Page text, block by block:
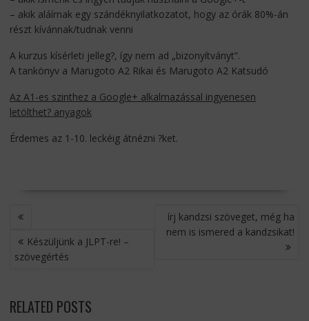
– akik aláírnak egy szándéknyilatkozatot, hogy az órák 80%-án
részt kívánnak/tudnak venni
A kurzus kísérleti jelleg?, így nem ad „bizonyítványt”.
A tankönyv a Marugoto A2 Rikai és Marugoto A2 Katsudó
Az A1-es szinthez a Google+ alkalmazással ingyenesen
letölthet? anyagok
Érdemes az 1-10. leckéig átnézni ?ket.
BEJEGYZÉS
NAVIGÁCIÓ
Készüljünk a JLPT-re! –
szövegértés
írj kandzsi szöveget, még ha
nem is ismered a kandzsikat!
RELATED POSTS